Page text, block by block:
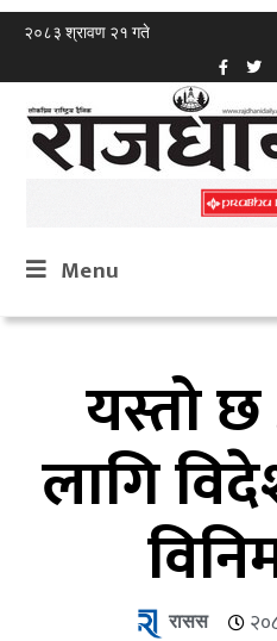
२०८३ श्रावण २१ गते
Menu
यस्तो
लागि
रासस